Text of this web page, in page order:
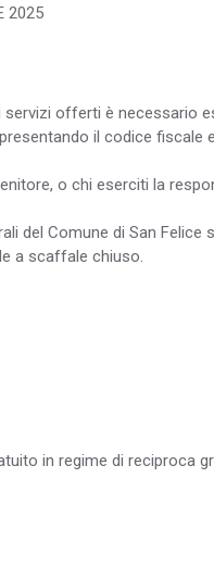
2025
servizi offerti è necessario
il codice fiscale
o chi eserciti la
del Comune di San Felice
a scaffale chiuso.
in regime di reciproca